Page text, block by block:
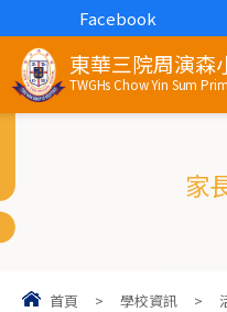
東華三院周演森
TWGHs Chow Yin Sum
Facebook
家
首頁 > 學校資訊 >